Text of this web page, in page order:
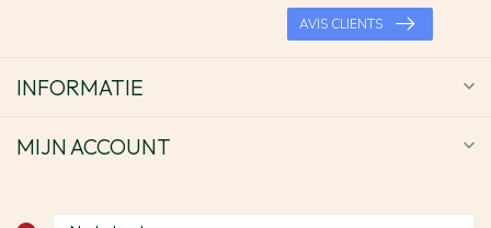
AVIS CLIENTS
INFORMATIE
MIJN ACCOUNT